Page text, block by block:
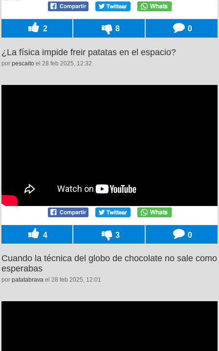
2 8 0
¿La física impide freir patatas en el espacio?
por pescaito el 28 feb 2025, 12:32
4 3 0
Cuando la técnica del globo de chocolate no sale como
esperabas
por patatabrava el 28 feb 2025, 12:01